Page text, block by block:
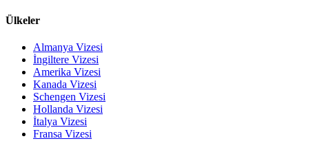
Ülkeler
Almanya Vizesi
İngiltere Vizesi
Amerika Vizesi
Kanada Vizesi
Schengen Vizesi
Hollanda Vizesi
İtalya Vizesi
Fransa Vizesi